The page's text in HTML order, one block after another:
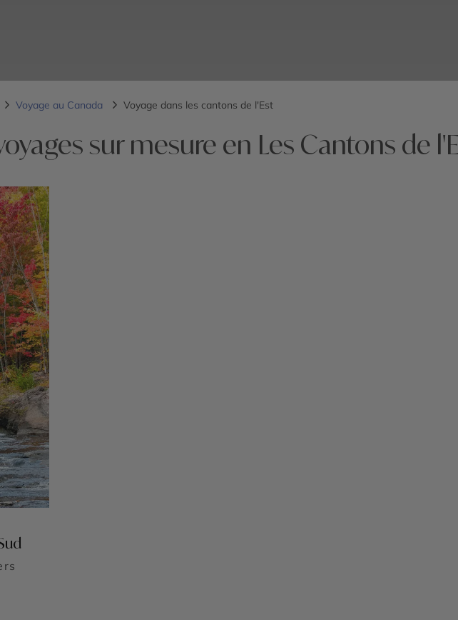
Voyage au Canada Voyage dans les cantons de l'Est
sur mesure en Les Cantons de